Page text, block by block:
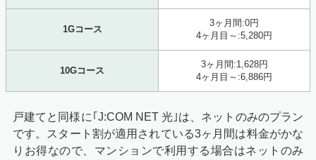
1Gコース
3ヶ月間:0円
4ヶ月目～:5,280円
10Gコース
3ヶ月間:1,628円
4ヶ月目～:6,886円
戸建てと同様に｢J:COM NET 光｣は、ネットのみのプラン
です。スタート割が適用されている3ヶ月間は料金がかな
りお得なので、マンションで利用する場合はネットのみ